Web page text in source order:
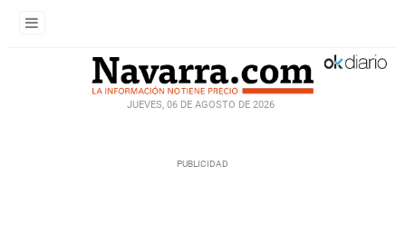
JUEVES, 06 DE AGOSTO DE 2026